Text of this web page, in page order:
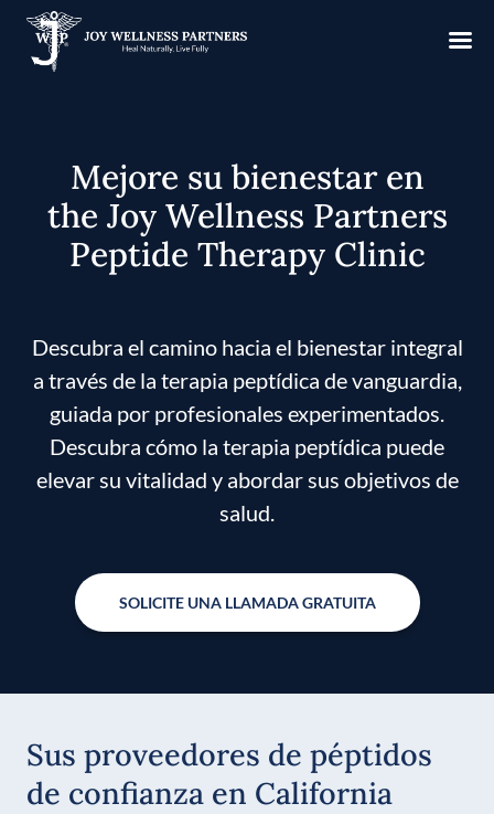
Mejore su bienestar en
the Joy Wellness Partners
Peptide Therapy Clinic
Descubra el camino hacia el bienestar integral
a través de la terapia peptídica de vanguardia,
guiada por profesionales experimentados.
Descubra cómo la terapia peptídica puede
elevar su vitalidad y abordar sus objetivos de
salud.
SOLICITE UNA LLAMADA GRATUITA
Sus proveedores de péptidos
de confianza en California